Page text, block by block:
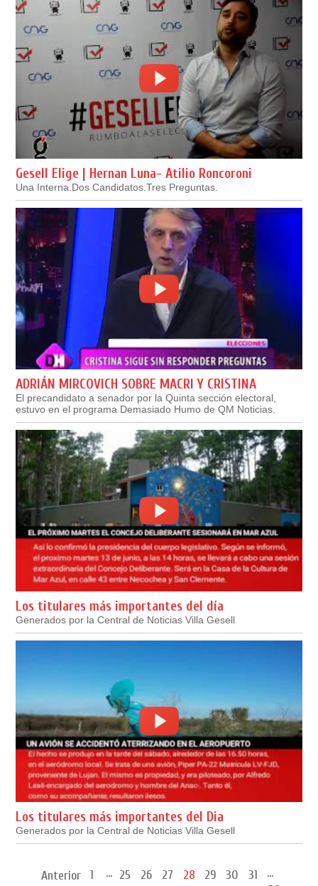
Gesell Elige | Hernan Luna- Atilio Roncoroni
Una Interna.Dos Candidatos.Tres Preguntas.
ADRIÁN MIRCOVICH SOBRE MACRI Y CRISTINA
El precandidato a senador por la Quinta sección electoral,
estuvo en el programa Demasiado Humo de QM Noticias.
Los titulares más importantes del día
Generados por la Central de Noticias Villa Gesell
Los titulares más importantes del Dia
Generados por la Central de Noticias Villa Gesell
Anterior 1 ... 25 26 27 28 29 30 31
...